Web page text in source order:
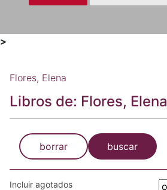
>
Flores, Elena
Libros de: Flores, Elena
borrar buscar
Incluir agotados